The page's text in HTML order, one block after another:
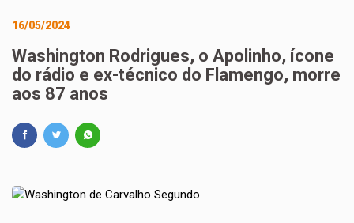
16/05/2024
Washington Rodrigues, o Apolinho, ícone
do rádio e ex-técnico do Flamengo, morre
aos 87 anos